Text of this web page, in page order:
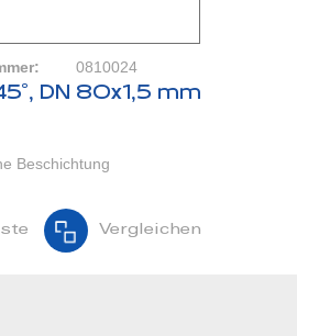
0810024
DN 80x1,5 mm
Beschichtung
Vergleichen